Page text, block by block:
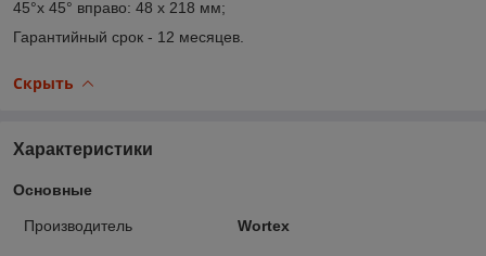
45°x 45° вправо: 48 x 218 мм;
Гарантийный срок - 12 месяцев.
Скрыть
Характеристики
Основные
Производитель Wortex